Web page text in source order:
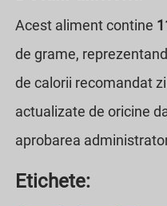
Acest aliment contine
de grame, reprezentand
de calorii recomandat
actualizate de oricine
aprobarea
Etichete: